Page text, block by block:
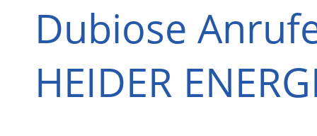
Dubiose
HEIDER